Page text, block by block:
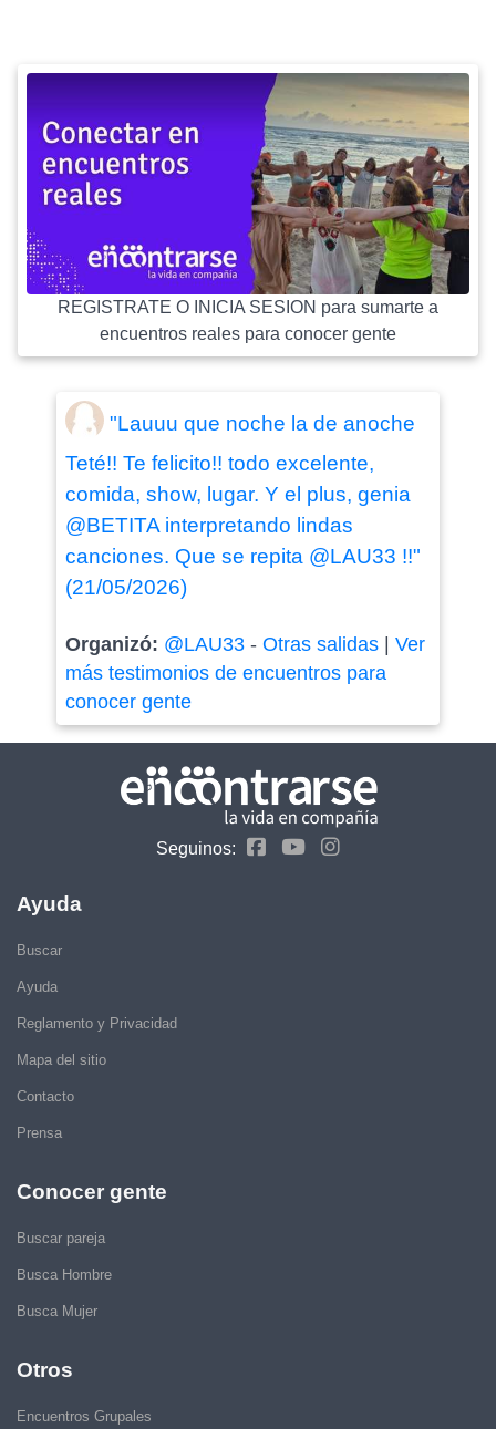
REGISTRATE O INICIA SESION para sumarte a
encuentros reales para conocer gente
"Lauuu que noche la de anoche
Teté!! Te felicito!! todo excelente,
comida, show, lugar. Y el plus, genia
@BETITA interpretando lindas
canciones. Que se repita @LAU33 !!"
(21/05/2026)
Organizó: @LAU33- Otras salidas| Ver
más testimonios de encuentros para
conocer gente
Seguinos:
Ayuda
Buscar
Ayuda
Reglamento y Privacidad
Mapa del sitio
Contacto
Prensa
Conocer gente
Buscar pareja
Busca Hombre
Busca Mujer
Otros
Encuentros Grupales